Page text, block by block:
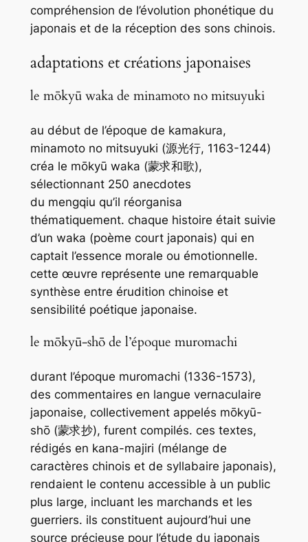
compréhension de l’évolution phonétique du
japonais et de la réception des sons chinois.
adaptations et créations japonaises
le mōkyū waka de minamoto no mitsuyuki
au début de l’époque de kamakura,
minamoto no mitsuyuki (源光行, 1163-1244)
créa le mōkyū waka (蒙求和歌),
sélectionnant 250 anecdotes
du mengqiu qu’il réorganisa
thématiquement. chaque histoire était suivie
d’un waka (poème court japonais) qui en
captait l’essence morale ou émotionnelle.
cette œuvre représente une remarquable
synthèse entre érudition chinoise et
sensibilité poétique japonaise.
le mōkyū-shō de l’époque muromachi
durant l’époque muromachi (1336-1573),
des commentaires en langue vernaculaire
japonaise, collectivement appelés mōkyū-
shō(蒙求抄), furent compilés. ces textes,
rédigés en kana-majiri (mélange de
caractères chinois et de syllabaire japonais),
rendaient le contenu accessible à un public
plus large, incluant les marchands et les
guerriers. ils constituent aujourd’hui une
source précieuse pour l’étude du japonais